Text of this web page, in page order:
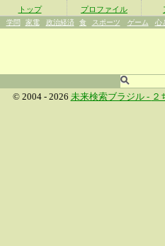
トップ プロファイル
学問 家電 政治経済 食 スポーツ ゲーム 心
© 2004 - 2026 未来検索ブラジル - ２